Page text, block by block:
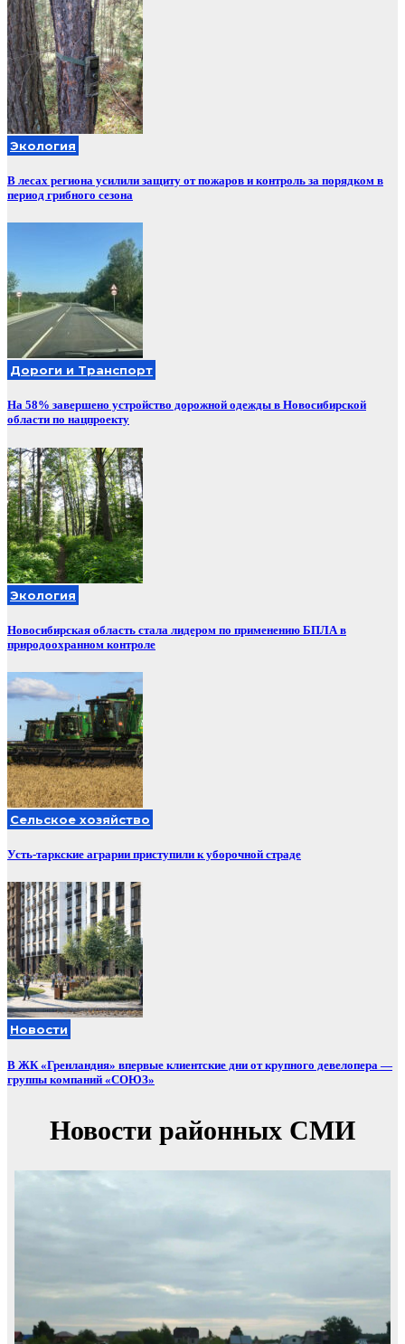
Экология
В лесах региона усилили защиту от пожаров и контроль за порядком в
период грибного сезона
Дороги и Транспорт
На 58% завершено устройство дорожной одежды в Новосибирской
области по нацпроекту
Экология
Новосибирская область стала лидером по применению БПЛА в
природоохранном контроле
Сельское хозяйство
Усть-таркские аграрии приступили к уборочной страде
Новости
В ЖК «Гренландия» впервые клиентские дни от крупного девелопера —
группы компаний «СОЮЗ»